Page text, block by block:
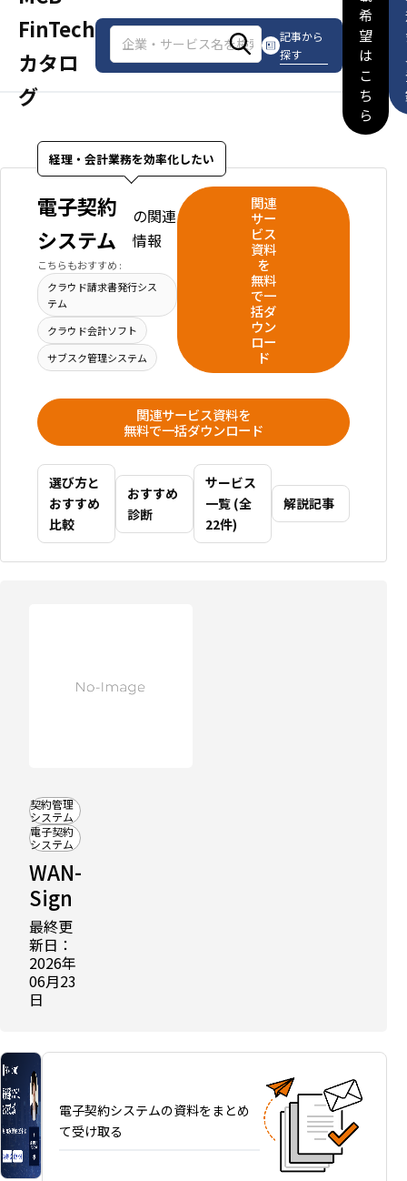
FinTech
カタロ
グ
記事から
探す
希
望
は
こ
ち
ら
経理・会計業務を効率化したい
電子契約
システム
の関連
情報
こちらもおすすめ :
クラウド請求書発行シス
テム
クラウド会計ソフト
サブスク管理システム
関連
サー
ビス
資料
を
無料
で一
括ダ
ウン
ロー
ド
関連サービス資料を
無料で一括ダウンロード
選び方と
おすすめ
比較
おすすめ
診断
サービス
一覧 (全
22件)
解説記事
契約管理
システム
電子契約
システム
WAN-
Sign
最終更
新日：
2026年
06月23
日
契
約
シ
ス
テ
ム
お
す
す
め
と
タ
電子契約システムの資料をまとめ
て受け取る